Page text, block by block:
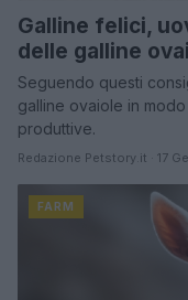
Galline felici,
delle galline
Seguendo questi
galline ovaiole in
produttive.
Redazione Petstory.it · 17
FARM